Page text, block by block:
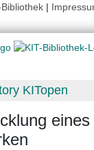
Bibliothek |
KITopen